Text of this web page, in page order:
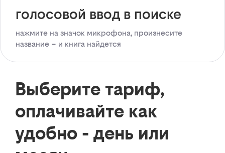
голосовой ввод в поиске
нажмите на значок микрофона, произнесите
название – и книга найдется
Выберите тариф,
оплачивайте как
удобно - день или